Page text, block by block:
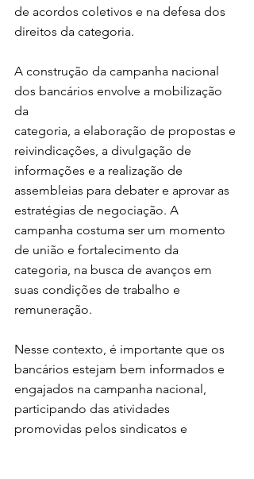
de acordos coletivos e na defesa dos
direitos da categoria.
A construção da campanha nacional
dos bancários envolve a mobilização
da
categoria, a elaboração de propostas e
reivindicações, a divulgação de
informações e a realização de
assembleias para debater e aprovar as
estratégias de negociação. A
campanha costuma ser um momento
de união e fortalecimento da
categoria, na busca de avanços em
suas condições de trabalho e
remuneração.
Nesse contexto, é importante que os
bancários estejam bem informados e
engajados na campanha nacional,
participando das atividades
promovidas pelos sindicatos e